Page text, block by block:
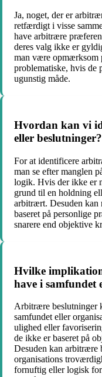
Ja, noget, der er
retfærdigt i visse
have arbitrære
deres valg ikke er
man være opmærksom
problematiske, hvis de
ugunstig måde.
Hvordan kan vi
eller beslutninger?
For at identificere
man se efter manglen
logik. Hvis der ikke er
grund til en holdning
arbitrært. Desuden kan
baseret på personlige
snarere end objektive
Hvilke
have i samfundet
Arbitrære beslutninger
samfundet eller
ulighed eller
de ikke er baseret på
Desuden kan arbitrære
organisations
fornuftig eller logisk